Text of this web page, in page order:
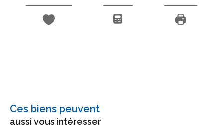
Ces biens peuvent
aussi vous intéresser